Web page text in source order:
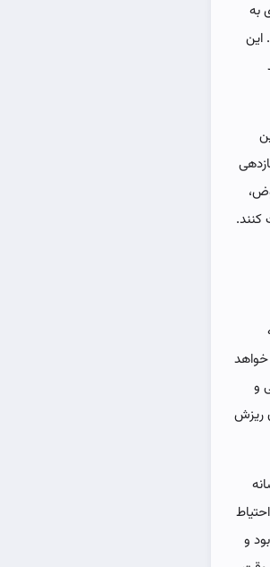
به
این
در عوض،
کنند.
خواهد
و
ریزش
و